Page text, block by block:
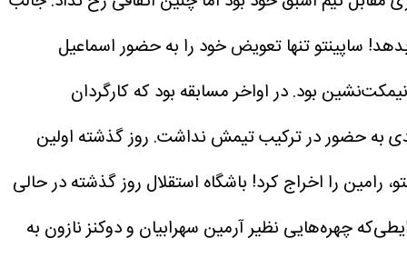
ساپینتو تنها تعویض خود را به حضور اسماعیل
که رامین رضاییان 90 دقیقه برابر تیم اسبق خود نیمکت‌نشین بود. در اواخر مسابقه بود که کارگردان
به حضور در ترکیب تیمش نداشت. روز گذشته اولین
رامین را اخراج کرد! باشگاه استقلال روز گذشته در حالی
چهره‌هایی نظیر آرمین سهرابیان و دوکنز نازون به